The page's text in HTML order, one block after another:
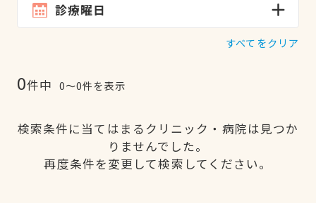
診療曜日
すべてをクリア
0件中 0〜0件を表示
検索条件に当てはまるクリニック・病院は見つか
りませんでした。
再度条件を変更して検索してください。